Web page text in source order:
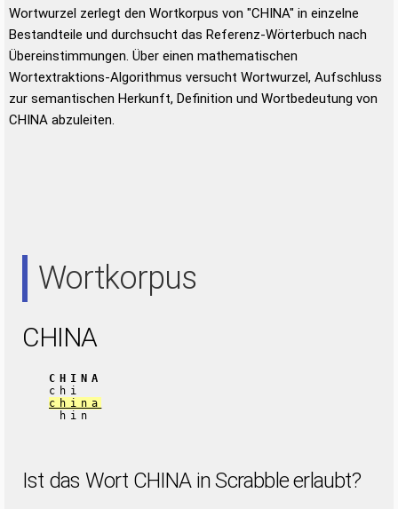
Wortwurzel zerlegt den Wortkorpus von "CHINA" in einzelne
Bestandteile und durchsucht das Referenz-Wörterbuch nach
Übereinstimmungen. Über einen mathematischen
Wortextraktions-Algorithmus versucht Wortwurzel, Aufschluss
zur semantischen Herkunft, Definition und Wortbedeutung von
CHINA abzuleiten.
Wortkorpus
CHINA
CHINA
chi
china
hin
Ist das Wort CHINA in Scrabble erlaubt?